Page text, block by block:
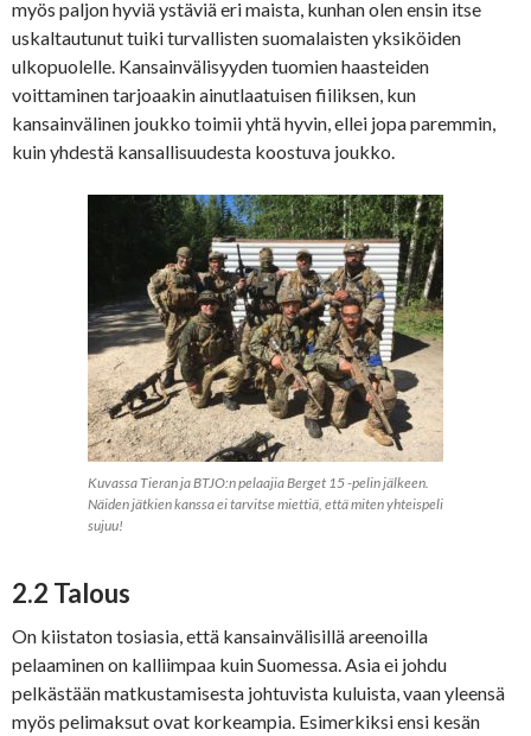
myös paljon hyviä ystäviä eri maista, kunhan olen ensin itse
uskaltautunut tuiki turvallisten suomalaisten yksiköiden
ulkopuolelle. Kansainvälisyyden tuomien haasteiden
voittaminen tarjoaakin ainutlaatuisen fiiliksen, kun
kansainvälinen joukko toimii yhtä hyvin, ellei jopa paremmin,
kuin yhdestä kansallisuudesta koostuva joukko.
Kuvassa Tieran ja BTJO:n pelaajia Berget 15 -pelin jälkeen.
Näiden jätkien kanssa ei tarvitse miettiä, että miten yhteispeli
sujuu!
2.2 Talous
On kiistaton tosiasia, että kansainvälisillä areenoilla
pelaaminen on kalliimpaa kuin Suomessa. Asia ei johdu
pelkästään matkustamisesta johtuvista kuluista, vaan yleensä
myös pelimaksut ovat korkeampia. Esimerkiksi ensi kesän